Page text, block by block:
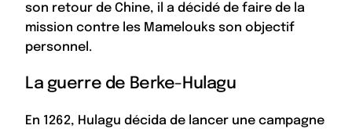
son retour de Chine, il a décidé de faire de la
mission contre les Mamelouks son objectif
personnel.
La guerre de Berke-Hulagu
En 1262, Hulagu décida de lancer une campagne